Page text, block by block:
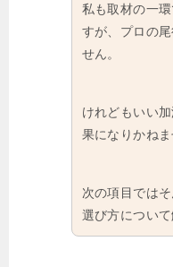
私も取材の一
すが、プロの
せん。
けれどもいい
果になりかねま
次の項目では
選び方について